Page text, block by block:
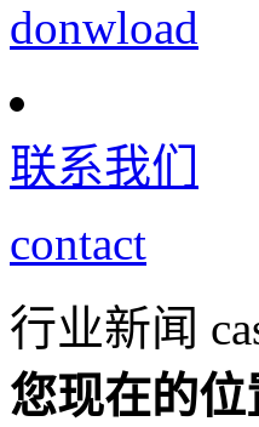
donwload
联系我们
contact
行业新闻
您现在的位